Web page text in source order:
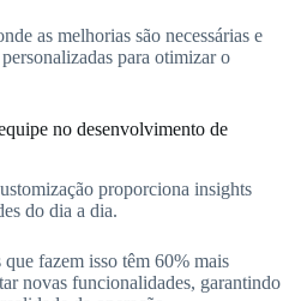
as melhorias são necessárias e
para otimizar o
no desenvolvimento de
proporciona insights
do dia a dia.
que fazem isso têm 60% mais
novas funcionalidades, garantindo